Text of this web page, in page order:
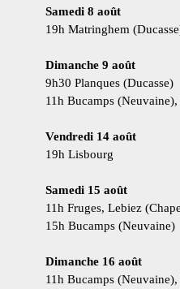
Samedi 8 août
19hMatringhem
Dimanche 9 août
9h30 Planques (Ducasse)
11h Bucamps (Neuvaine),
Vendredi 14 août
19h Lisbourg
Samedi 15 août
11h Fruges, Lebiez
15h Bucamps (Neuvaine)
Dimanche 16 août
11h Bucamps (Neuvaine),